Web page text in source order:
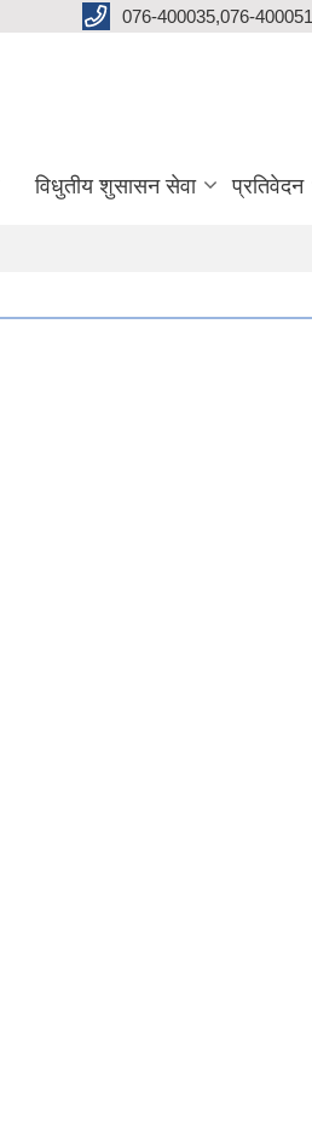
076-400035,076-400051
विधुतीय शुसासन सेवा प्रतिवेदन